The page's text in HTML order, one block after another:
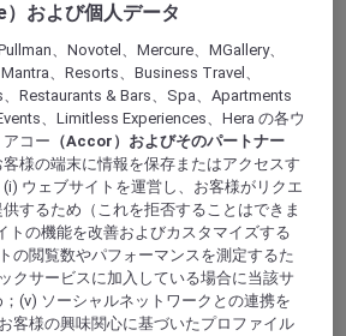
および個人データ
、Novotel、Mercure、MGallery、
、Resorts、Business Travel、
Restaurants & Bars、Spa、Apartments
、Limitless Experiences、Hera の各ウ
コー （Accor）およびそのパートナー
様の端末に情報を保存またはアクセスす
ウェブサイトを運営し、お客様がリクエ
するため（これを拒否することはできま
トの機能を改善およびカスタマイズする
の閲覧数やパフォーマンスを測定するた
クサービスに加入している場合に当該サ
(v) ソーシャルネットワークとの連携を
客様の興味関心に基づいたプロファイル